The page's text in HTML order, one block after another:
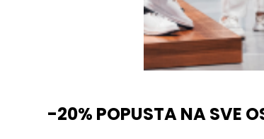
-20% POPUSTA NA SVE